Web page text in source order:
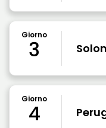
Giorno
3
Giorno
4